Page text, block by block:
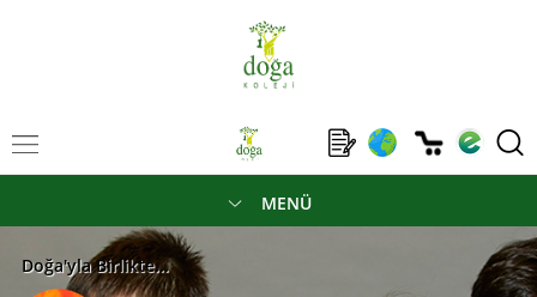
MENÜ
Doğa'yla Birlikte...